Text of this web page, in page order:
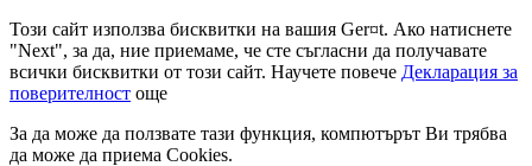
Този сайт използва бисквитки на вашия Ger¤t. Ако натиснете
"Next", за да, ние приемаме, че сте съгласни да получавате
всички бисквитки от този сайт. Научете повече Декларация за
поверителност още
За да може да ползвате тази функция, компютърът Ви трябва
да може да приема Cookies.